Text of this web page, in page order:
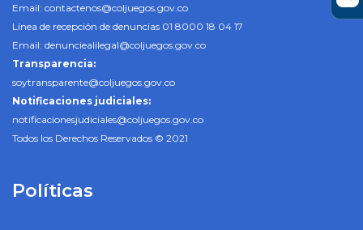
Email: contactenos@coljuegos.gov.co
Línea de recepción de denuncias 01 8000 18 04 17
Email: denunciealilegal@coljuegos.gov.co
Transparencia:
soytransparente@coljuegos.gov.co
Notificaciones judiciales:
notificacionesjudiciales@coljuegos.gov.co
Todos los Derechos Reservados © 2021
Políticas